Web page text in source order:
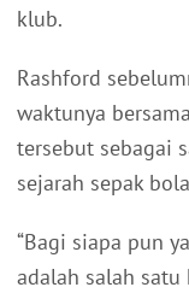
klub.
Rashford
waktunya
tersebut sebagai
sejarah sepak
“Bagi siapa pun
adalah salah